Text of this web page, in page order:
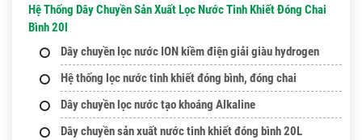
Hệ Thống Dây Chuyền Sản Xuất Lọc Nước Tinh Khiết Đóng Chai
Bình 20l
Dây chuyền lọc nước ION kiềm điện giải giàu hydrogen
Hệ thống lọc nước tinh khiết đóng bình, đóng chai
Dây chuyền lọc nước tạo khoáng Alkaline
Dây chuyền sản xuất nước tinh khiết đóng bình 20L